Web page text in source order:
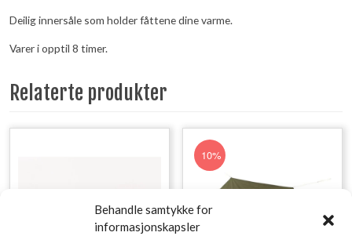
Behandle samtykke for
informasjonskapsler
Deilig innersåle som holder fåttene dine varme.
Varer i opptil 8 timer.
Relaterte produkter
10%